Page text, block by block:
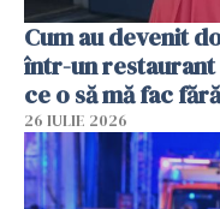
Cum au devenit
într-un restaurant
ce o să mă fac
26 IULIE 2026